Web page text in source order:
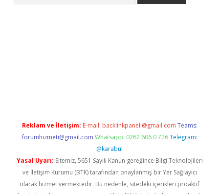
Reklam ve İletişim: E-mail: backlinkpaneli@gmail.com Teams:
forumhizmeti@gmail.com Whatsapp: 0262 606 0 726 Telegram:
@karabul
Yasal Uyarı: Sitemiz, 5651 Sayılı Kanun gereğince Bilgi Teknolojileri
ve İletişim Kurumu (BTK) tarafından onaylanmış bir Yer Sağlayıcı
olarak hizmet vermektedir. Bu nedenle, sitedeki içerikleri proaktif